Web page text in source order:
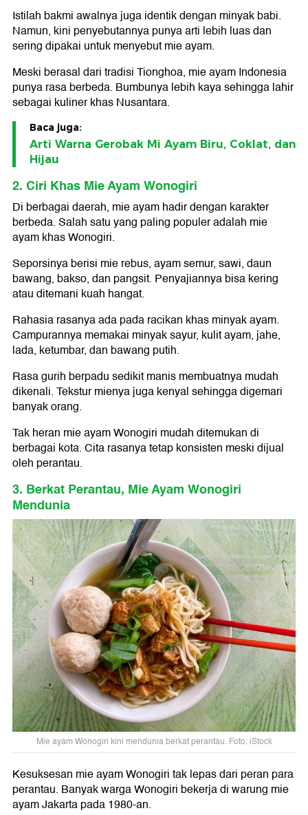
Istilah bakmi awalnya juga identik dengan minyak babi.
Namun, kini penyebutannya punya arti lebih luas dan
sering dipakai untuk menyebut mie ayam.
Meski berasal dari tradisi Tionghoa, mie ayam Indonesia
punya rasa berbeda. Bumbunya lebih kaya sehingga lahir
sebagai kuliner khas Nusantara.
Baca juga:
Arti Warna Gerobak Mi Ayam Biru, Coklat, dan
Hijau
2. Ciri Khas Mie Ayam Wonogiri
Di berbagai daerah, mie ayam hadir dengan karakter
berbeda. Salah satu yang paling populer adalah mie
ayam khas Wonogiri.
Seporsinya berisi mie rebus, ayam semur, sawi, daun
bawang, bakso, dan pangsit. Penyajiannya bisa kering
atau ditemani kuah hangat.
Rahasia rasanya ada pada racikan khas minyak ayam.
Campurannya memakai minyak sayur, kulit ayam, jahe,
lada, ketumbar, dan bawang putih.
Rasa gurih berpadu sedikit manis membuatnya mudah
dikenali. Tekstur mienya juga kenyal sehingga digemari
banyak orang.
Tak heran mie ayam Wonogiri mudah ditemukan di
berbagai kota. Cita rasanya tetap konsisten meski dijual
oleh perantau.
3. Berkat Perantau, Mie Ayam Wonogiri
Mendunia
Mie ayam Wonogiri kini mendunia berkat perantau. Foto: iStock
Kesuksesan mie ayam Wonogiri tak lepas dari peran para
perantau. Banyak warga Wonogiri bekerja di warung mie
ayam Jakarta pada 1980-an.